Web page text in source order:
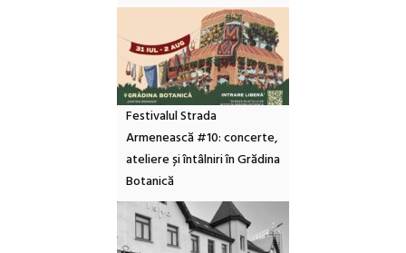
Festivalul Strada
Armenească #10: concerte,
ateliere și întâlniri în Grădina
Botanică